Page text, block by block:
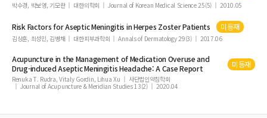
시상의 정맥성 뇌경색과 전신성 심부정맥 혈전증을 동반한 호모시스틴뇨증 1례
열성 경련에 의한 간질지속상태 환아의 임상적 특성과 예후
저산소성 허혈성 뇌손상을 유발시킨 어린 백서에서 Myeloperoxidase 측정 검사
간질의 동물 모델
짠 음식으로 유발된 가족성 저칼륨성 주기성 마비 2례
소아 야간 발작의 임상적 고찰
박수경, 박보영, 기모란 대한의학회 Journal of Korean Medical Science 25(5) 2010.05
Risk Factors forAsepticMeningitis in Herpes Zoster Patients 미등재
김상훈, 최성민, 김병채 대한피부과학회 Annals of Dermatology 29(3) 2017.06
Acupuncture in the Management of Medication Overuse and
Drug-inducedAsepticMeningitisHeadache: A Case Report 미등재
Renuka T. Rudra, Vitaly Gordin, Lihua Xu
사단법인약침학회
Journal of Acupuncture & Meridian Studies 13(2)
2020.04